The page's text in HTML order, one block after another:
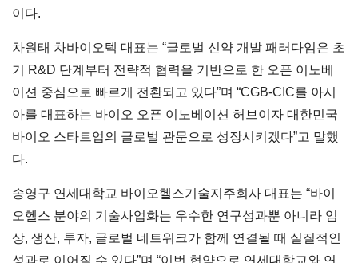
이다.
차원태 차바이오텍 대표는 “글로벌 신약 개발 패러다임은 초
기 R&D 단계부터 전략적 협력을 기반으로 한 오픈 이노베
이션 중심으로 빠르게 전환되고 있다”며 “CGB-CIC를 아시
아를 대표하는 바이오 오픈 이노베이션 허브이자 대한민국
바이오 스타트업의 글로벌 관문으로 성장시키겠다”고 말했
다.
송영구 연세대학교 바이오헬스기술지주회사 대표는 “바이
오헬스 분야의 기술사업화는 우수한 연구성과뿐 아니라 임
상, 생산, 투자, 글로벌 네트워크가 함께 연결될 때 실질적인
성과로 이어질 수 있다”며 “이번 협약으로 연세대학교와 연